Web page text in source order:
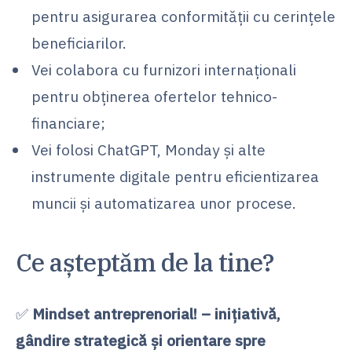
pentru asigurarea conformității cu cerințele
beneficiarilor.
Vei colabora cu furnizori internaționali
pentru obținerea ofertelor tehnico-
financiare;
Vei folosi ChatGPT, Monday și alte
instrumente digitale pentru eficientizarea
muncii și automatizarea unor procese.
Ce așteptăm de la tine?
✅ Mindset antreprenorial! – inițiativă,
gândire strategică și orientare spre